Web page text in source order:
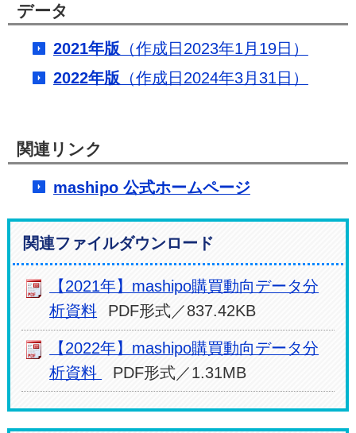
データ
2021年版 （作成日2023年1月19日）
2022年版 （作成日2024年3月31日）
関連リンク
mashipo 公式ホームページ
関連ファイルダウンロード
【2021年】mashipo購買動向データ分
析資料
PDF形式／837.42KB
【2022年】mashipo購買動向データ分
析資料
PDF形式／1.31MB